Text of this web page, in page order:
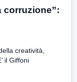
corruzione”:
creatività,
il Giffoni